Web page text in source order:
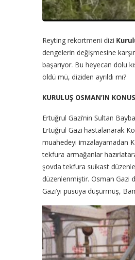
Reyting rekortmeni dizi
dengelerin değişmesine
başarıyor. Bu heyecan dolu
öldü mü, diziden ayrıldı mı?
KURULUŞ OSMAN’IN
Ertuğrul Gazi’nin Sultan
Ertuğrul Gazi hastalanarak
muahedeyi imzalayamadan
tekfura armağanlar
şovda tekfura suikast
düzenlenmiştir. Osman Gazi
Gazi’yi pusuya düşürmüş,